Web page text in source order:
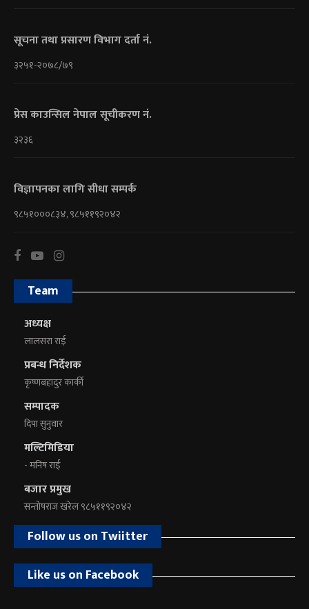
सूचना तथा प्रसारण विभाग दर्ता नं.
३२५१-२०७८/७९
प्रेस काउन्सिल नेपाल सूचीकरण नं.
३२३६
विज्ञापनका लागि सीधा सम्पर्क
९८५१०००८३४, ९८५११९२०४२
Team
अध्यक्ष
लालसरा राई
प्रबन्ध निर्देशक
कृष्णबहादुर कार्की
सम्पादक
दिपा सुनुवार
मल्टिमिडिया
- मनिष राई
बजार प्रमुख
सन्तोषराज खरेल ९८५११९२०४२
Follow us on Twiitter
Like us on Facebook